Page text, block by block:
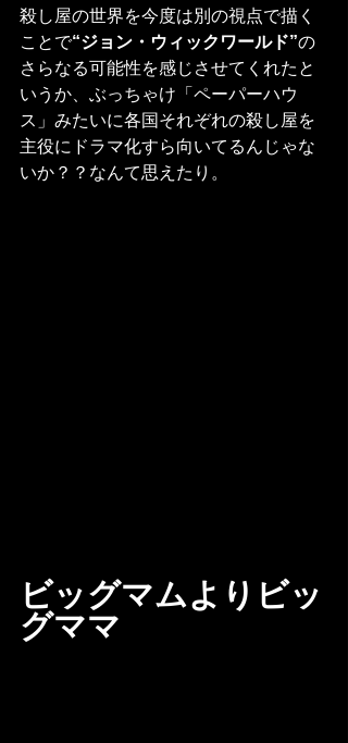
殺し屋の世界を今度は別の視点で描く
ことで“ジョン・ウィックワールド”の
さらなる可能性を感じさせてくれたと
いうか、ぶっちゃけ「ペーパーハウ
ス」みたいに各国それぞれの殺し屋を
主役にドラマ化すら向いてるんじゃな
いか？？なんて思えたり。
ビッグマムよりビッ
グママ